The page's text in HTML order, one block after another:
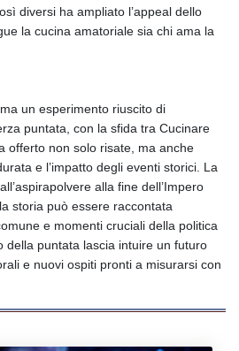
diversi ha ampliato l’appeal dello
la cucina amatoriale sia chi ama la
un esperimento riuscito di
puntata, con la sfida tra Cucinare
offerto non solo risate, ma anche
e l’impatto degli eventi storici. La
alla fine dell’Impero
storia può essere raccontata
e momenti cruciali della politica
della puntata lascia intuire un futuro
e nuovi ospiti pronti a misurarsi con